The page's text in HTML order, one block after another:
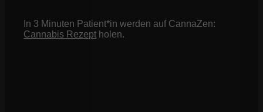
In 3 Minuten Patient*in werden auf CannaZen:
Cannabis Rezept holen.